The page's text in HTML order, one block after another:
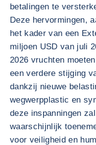
betalingen te
Deze hervormingen,
het kader van een
miljoen USD van juli
2026 vruchten
een verdere stijging
dankzij nieuwe
wegwerpplastic en
deze inspanningen
waarschijnlijk
voor veiligheid en